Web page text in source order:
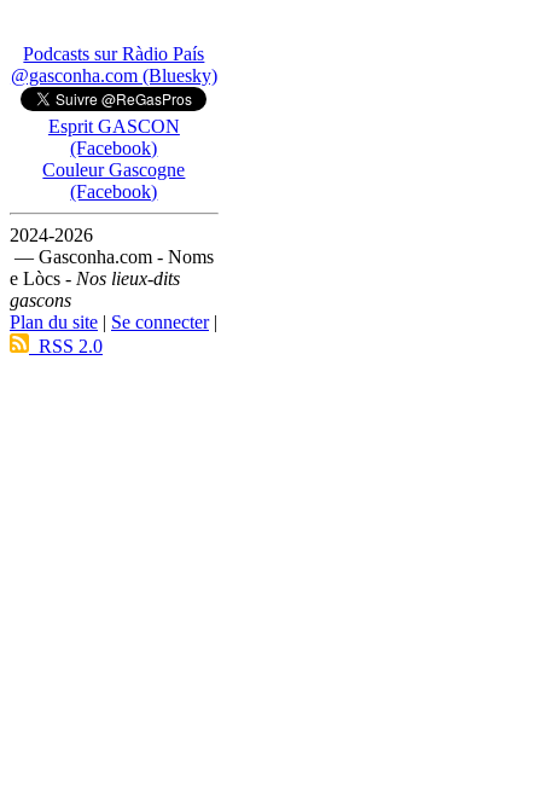
Podcasts sur Ràdio País
@gasconha.com (Bluesky)
Esprit GASCON
(Facebook)
Couleur Gascogne
(Facebook)
2024-2026
— Gasconha.com - Noms
e Lòcs - Nos lieux-dits
gascons
Plan du site | Se connecter|
RSS 2.0